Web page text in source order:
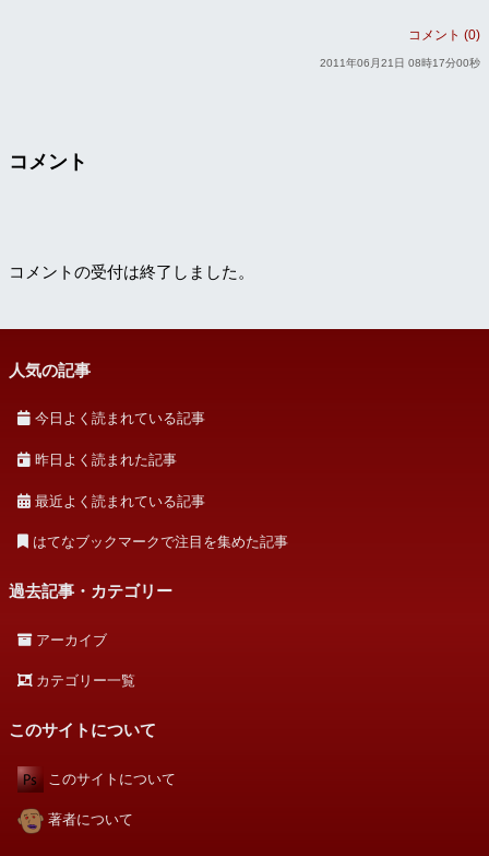
コメント (0)
2011年06月21日 08時17分00秒
コメント
コメントの受付は終了しました。
人気の記事
今日よく読まれている記事
昨日よく読まれた記事
最近よく読まれている記事
はてなブックマークで注目を集めた記事
過去記事・カテゴリー
アーカイブ
カテゴリー一覧
このサイトについて
このサイトについて
著者について